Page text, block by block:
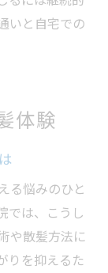
いと自宅での
体験
る悩みのひと
では、こうし
や散髪方法に
りを抑えるた